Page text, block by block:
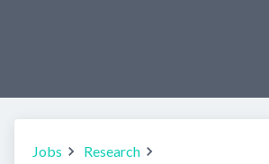
Jobs
Research